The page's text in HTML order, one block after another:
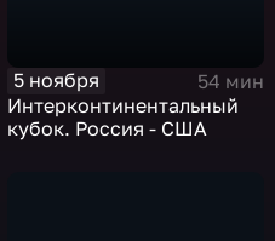
5 ноября
54 мин
Интерконтинентальный
кубок. Россия - США